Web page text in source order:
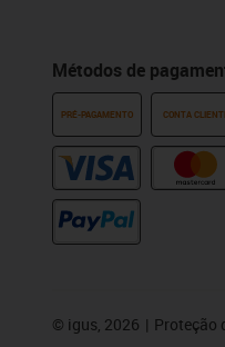
Métodos de
PRÉ-PAGAMENTO CONTA
© igus, 2026 Proteção